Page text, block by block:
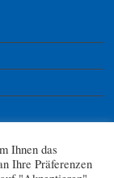
Ihnen das
Ihre Präferenzen